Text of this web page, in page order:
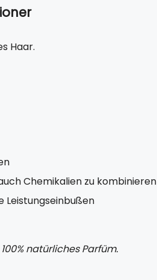
Haar.
Chemikalien zu kombinieren
Leistungseinbußen
natürliches Parfüm.